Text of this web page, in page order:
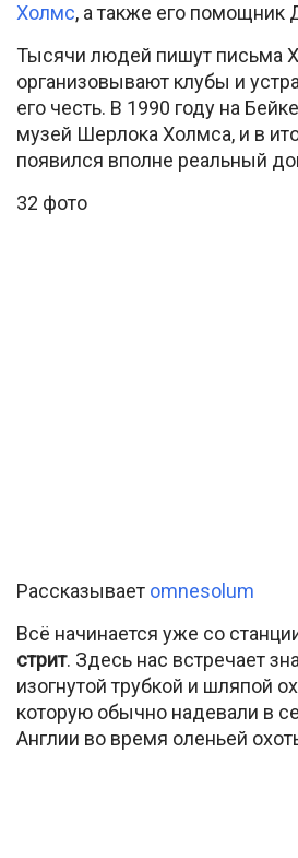
Холмс, а также его помощник
Тысячи людей пишут письма
организовывают клубы и
его честь. В 1990 году на
музей Шерлока Холмса, и в
появился вполне реальный
32 фото
Рассказывает omnesolum
Всё начинается уже со
стрит. Здесь нас встречает
изогнутой трубкой и шляпой
которую обычно надевали в
Англии во время оленьей